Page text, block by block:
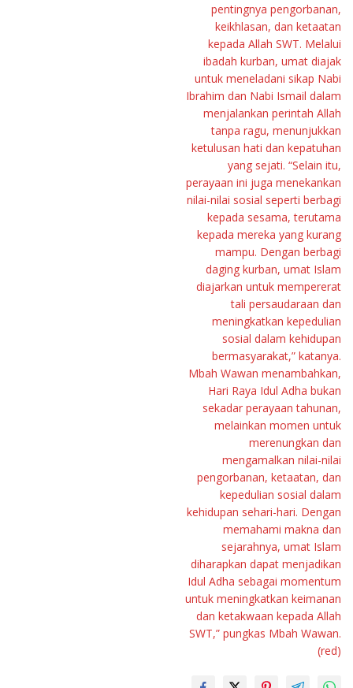
pentingnya pengorbanan,
keikhlasan, dan ketaatan
kepada Allah SWT. Melalui
ibadah kurban, umat diajak
untuk meneladani sikap Nabi
Ibrahim dan Nabi Ismail dalam
menjalankan perintah Allah
tanpa ragu, menunjukkan
ketulusan hati dan kepatuhan
yang sejati. “Selain itu,
perayaan ini juga menekankan
nilai-nilai sosial seperti berbagi
kepada sesama, terutama
kepada mereka yang kurang
mampu. Dengan berbagi
daging kurban, umat Islam
diajarkan untuk mempererat
tali persaudaraan dan
meningkatkan kepedulian
sosial dalam kehidupan
bermasyarakat,” katanya.
Mbah Wawan menambahkan,
Hari Raya Idul Adha bukan
sekadar perayaan tahunan,
melainkan momen untuk
merenungkan dan
mengamalkan nilai-nilai
pengorbanan, ketaatan, dan
kepedulian sosial dalam
kehidupan sehari-hari. Dengan
memahami makna dan
sejarahnya, umat Islam
diharapkan dapat menjadikan
Idul Adha sebagai momentum
untuk meningkatkan keimanan
dan ketakwaan kepada Allah
SWT,” pungkas Mbah Wawan.
(red)